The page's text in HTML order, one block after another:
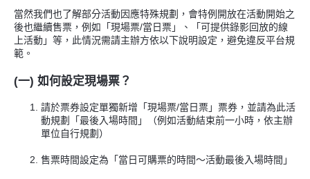
當然我們也了解部分活動因應特殊規劃，會特例開放在活動開始之
後也繼續售票，例如「現場票/當日票」、「可提供錄影回放的線
上活動」等，此情況需請主辦方依以下說明設定，避免違反平台規
範。
(一) 如何設定現場票？
請於票券設定單獨新增「現場票/當日票」票券，並請為此活
動規劃「最後入場時間」（例如活動結束前一小時，依主辦
單位自行規劃）
售票時間設定為「當日可購票的時間～活動最後入場時間」